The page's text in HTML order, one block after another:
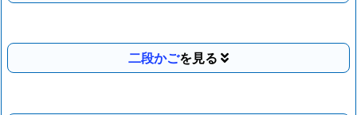
二段かご